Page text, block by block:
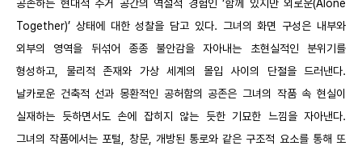
공존하는 현대적 주거 공간의 역설적 경험인 ‘함께 있지만 외로운(Alone
Together)’ 상태에 대한 성찰을 담고 있다. 그녀의 화면 구성은 내부와
외부의 영역을 뒤섞어 종종 불안감을 자아내는 초현실적인 분위기를
형성하고, 물리적 존재와 가상 세계의 몰입 사이의 단절을 드러낸다.
날카로운 건축적 선과 몽환적인 공허함의 공존은 그녀의 작품 속 현실이
실재하는 듯하면서도 손에 잡히지 않는 듯한 기묘한 느낌을 자아낸다.
그녀의 작품에서는 포털, 창문, 개방된 통로와 같은 구조적 요소를 통해 또